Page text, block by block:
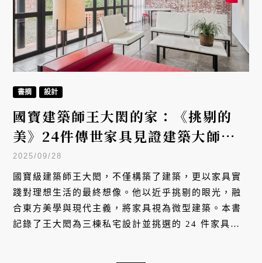
書摘 設計
國寶建築師王大閎的家：《挑剔的
美》24件傳世家具見證建築大師的
生活美學
2025/09/28
國寶級建築師王大閎，不僅構築了建築，更以家具實
踐對理想生活的最終想像。他以近乎挑剔的眼光，融
合東方美學與現代主義，將家具視為微型建築。本書
記錄了王大閎為三棟私宅設計並挑選的 24 件家具，